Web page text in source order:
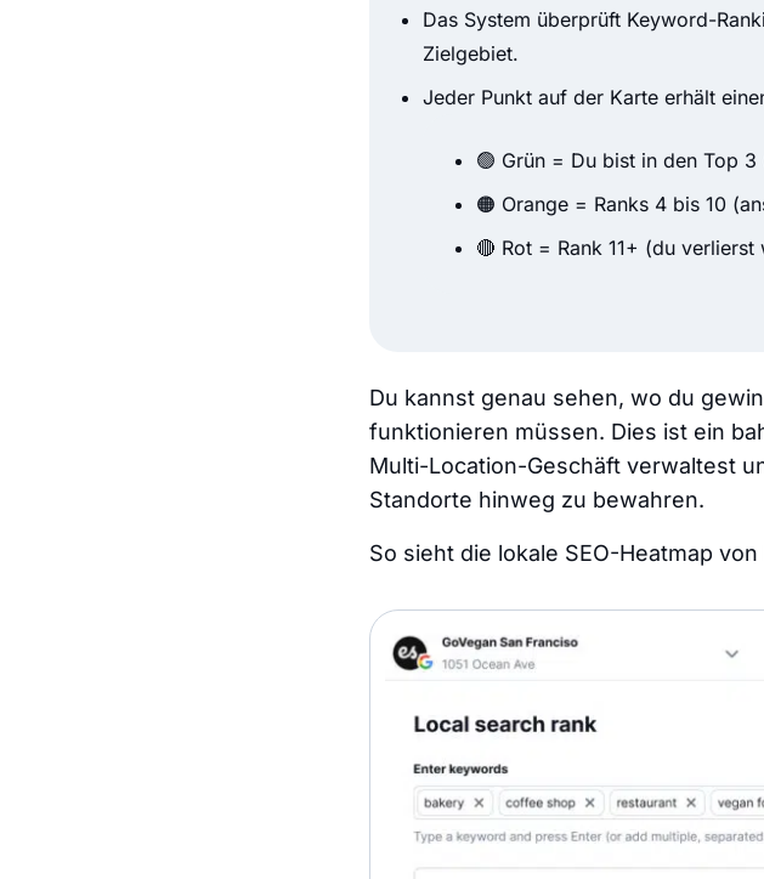
Das System überprüft Keyword-
Zielgebiet.
Jeder Punkt auf der Karte erhält
🟢 Grün = Du bist in den Top
🟠 Orange = Ranks 4 bis 10
🔴 Rot = Rank 11+ (du
Du kannst genau sehen, wo du
funktionieren müssen. Dies ist ein
Multi-Location-Geschäft verwaltest
Standorte hinweg zu bewahren.
So sieht die lokale SEO-Heatmap